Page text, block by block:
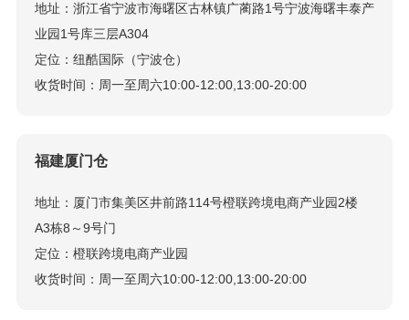
地址：浙江省宁波市海曙区古林镇广蔺路1号宁波海曙丰泰产
业园1号库三层A304
定位：纽酷国际（宁波仓）
收货时间：周一至周六10:00-12:00,13:00-20:00
福建厦门仓
地址：厦门市集美区井前路114号橙联跨境电商产业园2楼
A3栋8～9号门
定位：橙联跨境电商产业园
收货时间：周一至周六10:00-12:00,13:00-20:00